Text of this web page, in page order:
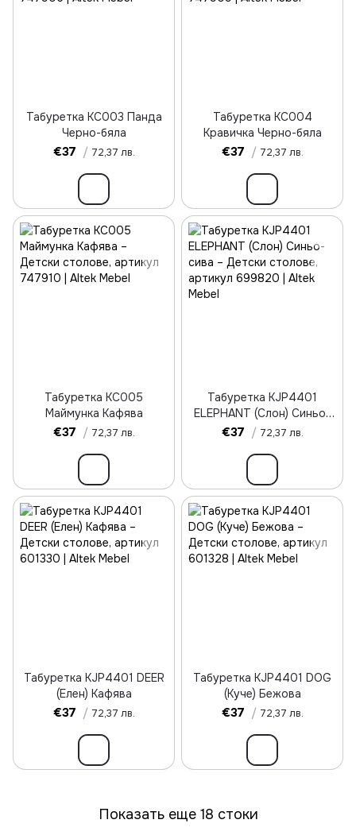
Табуретка KC003 Панда
Черно-бяла
€37 / 72,37 лв.
Табуретка KC004
Кравичка Черно-бяла
€37 / 72,37 лв.
Табуретка KC005
Маймунка Кафява
€37 / 72,37 лв.
Табуретка KJP4401
ELEPHANT (Слон) Синьо-
сива
€37 / 72,37 лв.
Табуретка KJP4401 DEER
(Елен) Кафява
€37 / 72,37 лв.
Табуретка KJP4401 DOG
(Куче) Бежова
€37 / 72,37 лв.
Показать еще 18 стоки